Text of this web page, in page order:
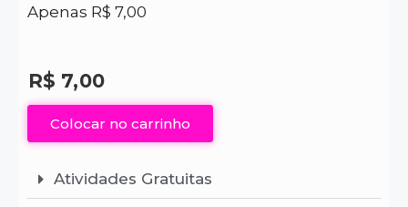
Apenas R$ 7,00
R$ 7,00
Colocar no carrinho
Atividades Gratuitas